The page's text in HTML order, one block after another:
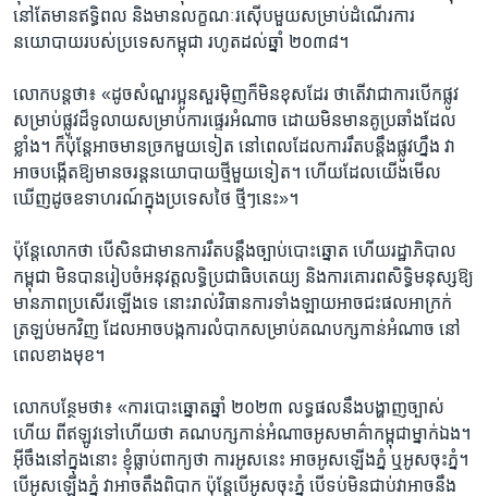
នៅតែ​មានឥទ្ធិពល​ និង​មាន​លក្ខណៈរស៊ើប​មួយ​សម្រាប់ដំណើរ​ការ​
នយោបាយ​របស់​ប្រទេស​កម្ពុជា​ ​រហូត​ដល់​ឆ្នាំ​ ២០៣៨។
លោក​បន្ត​ថា៖ «ដូច​សំណួរ​ប្អូន​សួរ​ម៉ិញ​ក៏​មិនខុស​ដែរ ​ថា​តើ​វា​ជា​ការ​បើក​ផ្លូវ
សម្រាប់​ផ្លូវ​ដ៏​ទូលាយសម្រាប់​ការ​ផ្ទេរ​អំណាច​ ដោយ​មិន​មាន​គូ​ប្រឆាំងដែល​
ខ្លាំង។ ក៏ប៉ុន្តែ​អាច​មាន​ច្រក​មួយ​ទៀត នៅ​ពេល​ដែល​ការ​រឹត​បន្តឹងផ្លូវ​ហ្នឹង វា​
អាច​បង្កើត​ឱ្យ​មាន​ចរន្ត​នយោបាយ​ថ្មី​មួយ​ទៀត។ ហើយ​ដែល​យើង​មើល​
ឃើញ​ដូច​ឧទាហរណ៍​ក្នុង​ប្រទេស​ថៃ​ ថ្មីៗ​នេះ»។
ប៉ុន្តែ​លោក​ថា ​បើ​សិន​ជា​មាន​ការ​រឹត​បន្តឹង​ច្បាប់បោះឆ្នោត​ ​ហើយ​រដ្ឋា​ភិបាល
កម្ពុជា មិន​បាន​រៀបចំអនុវត្ត​លទ្ធិ​ប្រជាធិបតេយ្យ​ និង​ការ​គោរព​សិទ្ធិ​មនុស្សឱ្យ​
មាន​ភាព​ប្រសើរ​ឡើង​ទេ​ នោះ​រាល់​វិធាន​ការ​ទាំង​ឡាយ​អាចជះ​ផល​អាក្រក់​
ត្រឡប់​មក​វិញ ដែល​អាច​បង្ក​ការ​លំបាកសម្រាប់​គណ​បក្ស​កាន់​អំណាច​ នៅ​
ពេល​ខាង​មុខ។
លោក​បន្ថែម​ថា៖ «ការ​បោះ​ឆ្នោត​ឆ្នាំ​ ២០២៣​ លទ្ធផលនឹង​បង្ហាញ​ច្បាស់​
ហើយ ពីឥឡូវ​ទៅ​ហើយ​ថា គណ​បក្ស​កាន់​អំណាច​អូស​មាគ៌ា​កម្ពុជា​ម្នាក់​ឯង។​
អ៊ីចឹង​នៅ​ក្នុង​នោះ ​ខ្ញុំ​ធ្លាប់​ពាក្យ​ថា ​ការ​អូស​នេះ អាច​អូស​ឡើង​ភ្នំ ​ឬ​អូស​ចុះ​ភ្នំ។ ​
បើ​អូស​ឡើង​ភ្នំ វា​អាច​តឹង​ពិបាក ប៉ុន្តែ​បើអូស​ចុះភ្នំ ​បើ​ទប់​មិន​ជាប់​វា​អាច​នឹង​